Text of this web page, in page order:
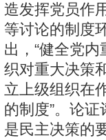
造发挥党员作
等讨论的制度
出，“健全党
织对重大决策
立上级组织在
的制度”。论
是民主决策的